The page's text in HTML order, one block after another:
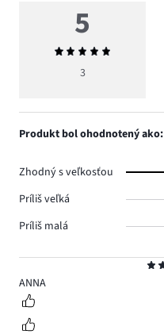
5
ANNA
5
Priemerné
hodnotenie
3
Produkt bol ohodnotený ako:
Zhodný s veľkosťou
Príliš veľká
Príliš malá